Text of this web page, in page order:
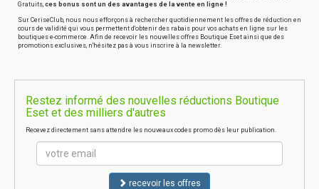
Gratuits, ces bonus sont un des avantages de la vente en ligne !
Sur CeriseClub, nous nous efforçons à rechercher quotidiennement les offres de réduction en
cours de validité qui vous permettent d'obtenir des rabais pour vos achats en ligne sur les
boutiques e-commerce. Afin de recevoir les nouvelles offres Boutique Eset ainsi que des
promotions exclusives, n'hésitez pas à vous inscrire à la newsletter.
Restez informé des nouvelles réductions Boutique
Eset et des milliers d'autres
Recevez directement sans attendre les nouveaux codes promo dès leur publication.
recevoir les offres